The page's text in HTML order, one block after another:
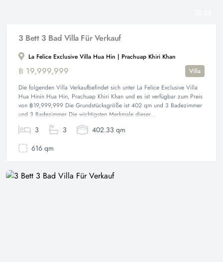
3 Bett 3 Bad Villa Für Verkauf
La Felice Exclusive Villa Hua Hin | Prachuap Khiri Khan
฿ 19,999,999
Villa
Die folgenden Villa Verkaufbefindet sich unter La Felice Exclusive Villa
Hua Hinin Hua Hin, Prachuap Khiri Khan und es ist verfügbar zum Preis
von ฿19,999,999 Die Grundstücksgröße ist 402 qm und 3 Badezimmer
und 3 Badezimmer Die wichtigsten Merkmale dieser...
3 3
402.33 qm
616 qm